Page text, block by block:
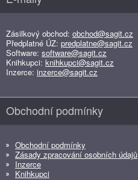
Zásilkový obchod: obchod@sagit.cz
Předplatné ÚZ: predplatne@sagit.cz
Software: software@sagit.cz
Knihkupci: knihkupci@sagit.cz
Inzerce: inzerce@sagit.cz
Obchodní podmínky
Obchodní podmínky
Zásady zpracování osobních údajů
Inzerce
Knihkupci